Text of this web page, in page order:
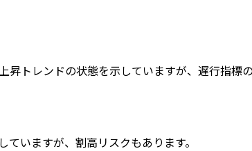
トレンドの状態を示していますが、遅行指標
いますが、割高リスクもあります。